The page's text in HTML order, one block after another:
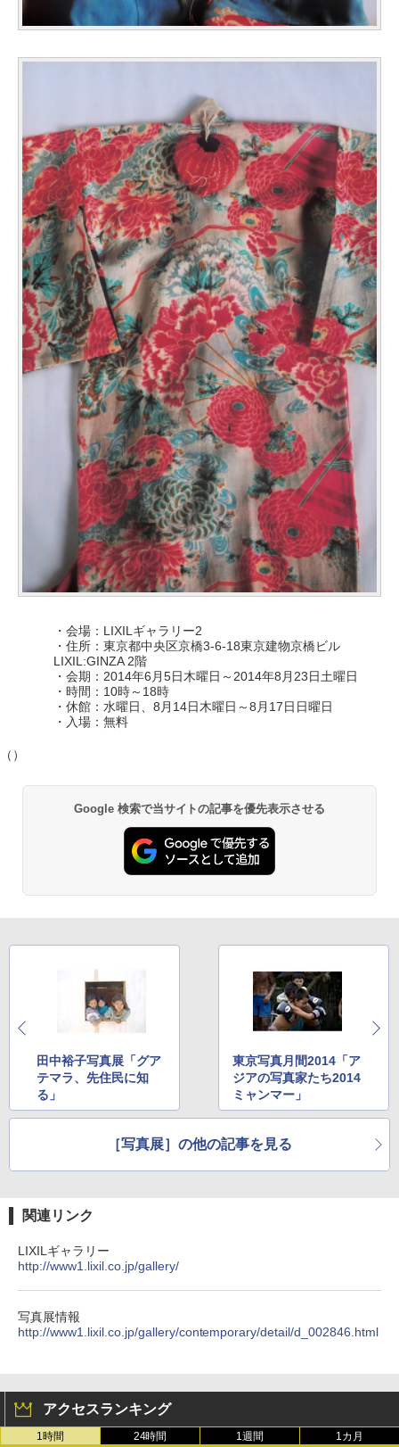
・会場：LIXILギャラリー2
・住所：東京都中央区京橋3-6-18東京建物京橋ビル
LIXIL:GINZA 2階
・会期：2014年6月5日木曜日～2014年8月23日土曜日
・時間：10時～18時
・休館：水曜日、8月14日木曜日～8月17日日曜日
・入場：無料
（）
Google 検索で当サイトの記事を優先表示させる
田中裕子写真展「グア
テマラ、先住民に知
る」
東京写真月間2014「ア
ジアの写真家たち2014
ミャンマー」
［写真展］の他の記事を見る
関連リンク
LIXILギャラリー
http://www1.lixil.co.jp/gallery/
写真展情報
http://www1.lixil.co.jp/gallery/contemporary/detail/d_002846.html
アクセスランキング
1時間 24時間 1週間 1カ月